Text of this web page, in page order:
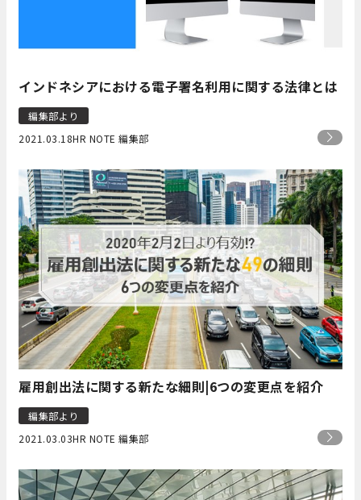
インドネシアにおける電子署名利用に関する法律とは
編集部より
2021.03.18HR NOTE 編集部
雇用創出法に関する新たな細則|6つの変更点を紹介
編集部より
2021.03.03HR NOTE 編集部